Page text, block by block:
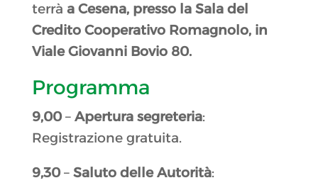
terrà a Cesena, presso la Sala del
Credito Cooperativo Romagnolo, in
Viale Giovanni Bovio 80.
Programma
9,00– Apertura segreteria:
Registrazione gratuita.
9,30– Saluto delle Autorità: